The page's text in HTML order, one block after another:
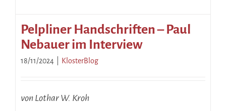
Pelpliner Handschriften – Paul
Nebauer im Interview
18/11/2024 KlosterBlog
von Lothar W. Kroh